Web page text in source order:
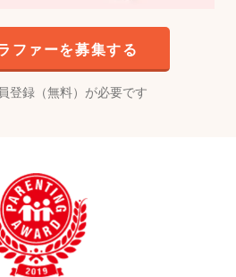
ファーを募集する
登録（無料）が必要です